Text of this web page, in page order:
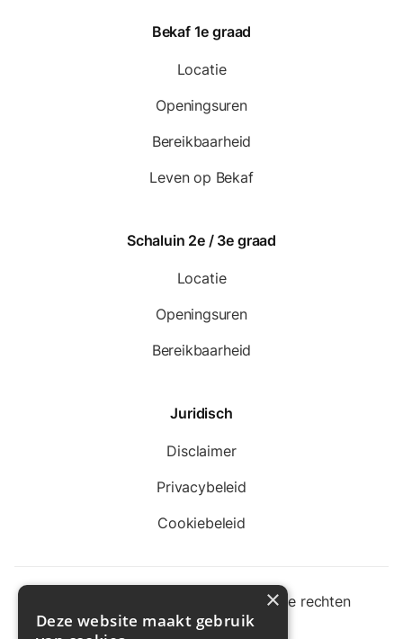
Bekaf 1e graad
Locatie
Openingsuren
Bereikbaarheid
Leven op Bekaf
Schaluin 2e / 3e graad
Locatie
Openingsuren
Bereikbaarheid
Juridisch
Disclaimer
Privacybeleid
Cookiebeleid
Sint-Jozefscollege Aarschot. Alle rechten
voorbehouden.
×
Deze website maakt gebruik